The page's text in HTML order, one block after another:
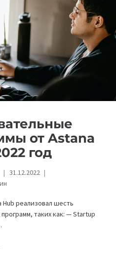
от Astana
год
31.12.2022
Hub реализовал шесть
таких как: — Startup